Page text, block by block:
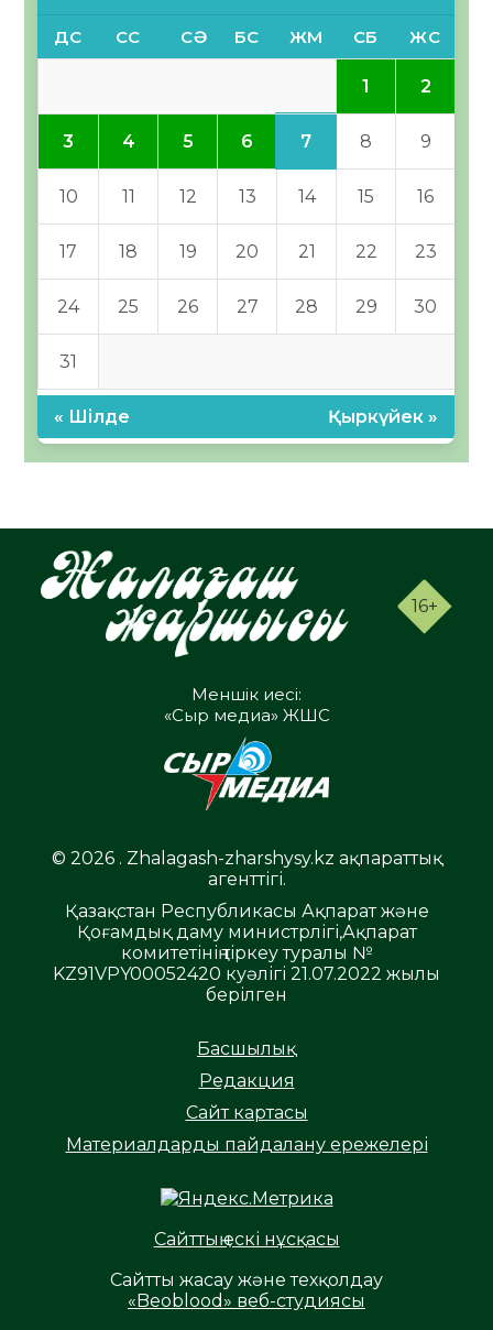
ДС СС СӘ БС ЖМ СБ ЖС
1 2
3 4 5 6 7 8 9
10 11 12 13 14 15 16
17 18 19 20 21 22 23
24 25 26 27 28 29 30
31
« Шілде Қыркүйек »
16+
Меншік иесі:
«Сыр медиа» ЖШС
© 2026 . Zhalagash-zharshysy.kz ақпараттық
агенттігі.
Қазақстан Республикасы Ақпарат және
Қоғамдық даму министрлігі,Ақпарат
комитетінің тіркеу туралы №
KZ91VPY00052420 куәлігі 21.07.2022 жылы
берілген
Басшылық
Редакция
Сайт картасы
Материалдарды пайдалану ережелері
Сайттың ескі нұсқасы
Сайтты жасау және техқолдау
«Beoblood» веб-студиясы